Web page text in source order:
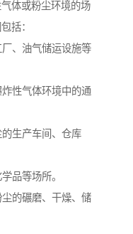
体或粉尘环境的场
括：
、油气储运设施等
性气体环境中的通
生产车间、仓库
品等场所。
的碾磨、干燥、储